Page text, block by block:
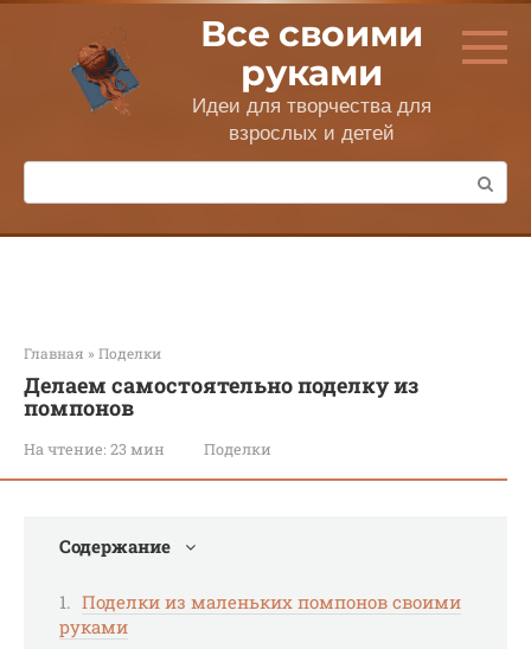
Перейти
контенту
Все своими
руками
Идеи для творчества для
взрослых и детей
Поиск:
Главная » Поделки
Делаем самостоятельно поделку из
помпонов
На чтение: 23 мин Поделки
Содержание
Поделки из маленьких помпонов своими
руками